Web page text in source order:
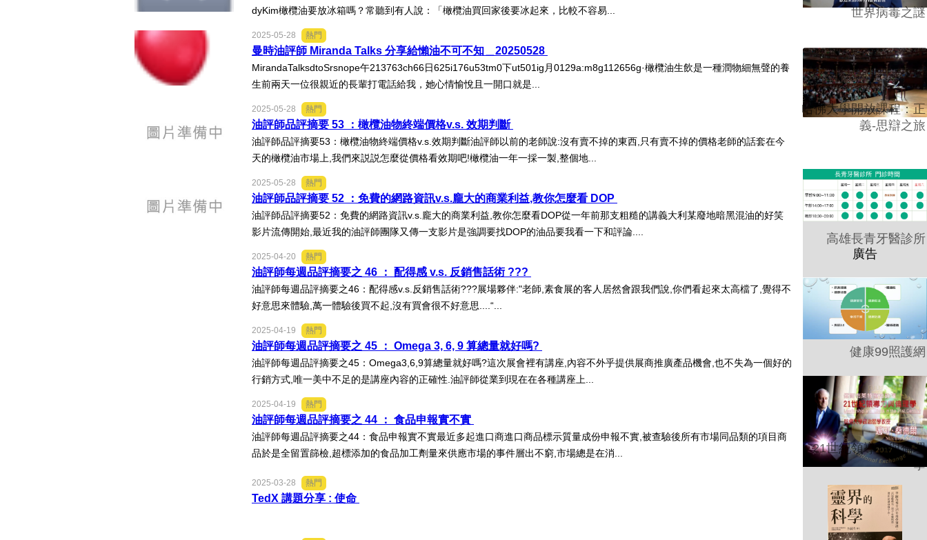
dyKim橄欖油要放冰箱嗎？常聽到有人說：「橄欖油買回家後要冰起來，比較不容易...
2025-05-28 熱門
曼時油評師 Miranda Talks 分享給懶油不可不知＿20250528
MirandaTalksdtoSrsnope午213763ch66日625i176u53tm0下ut501ig月0129a:m8g112656g·橄欖油生飲是一種潤物細無聲的養
生前兩天一位很親近的長輩打電話給我，她心情愉悅且一開口就是...
2025-05-28 熱門
油評師品評摘要 53 ：橄欖油物終端價格v.s. 效期判斷
油評師品評摘要53：橄欖油物終端價格v.s.效期判斷油評師以前的老師說:沒有賣不掉的東西,只有賣不掉的價格老師的話套在今
天的橄欖油市場上,我們來説説怎麼從價格看效期吧!橄欖油一年一採一製,整個地...
2025-05-28 熱門
油評師品評摘要 52 ：免費的網路資訊v.s.龐大的商業利益,教你怎麼看 DOP
油評師品評摘要52：免費的網路資訊v.s.龐大的商業利益,教你怎麼看DOP從一年前那支粗糙的講義大利某廢地暗黑混油的好笑
影片流傳開始,最近我的油評師團隊又傳一支影片是強調要找DOP的油品要我看一下和評論....
2025-04-20 熱門
油評師每週品評摘要之 46 ： 配得感 v.s. 反銷售話術 ???
油評師每週品評摘要之46：配得感v.s.反銷售話術???展場夥伴:"老師,素食展的客人居然會跟我們說,你們看起來太高檔了,覺得不
好意思來體驗,萬一體驗後買不起,沒有買會很不好意思....“...
2025-04-19 熱門
油評師每週品評摘要之 45 ： Omega 3, 6, 9 算總量就好嗎?
油評師每週品評摘要之45：Omega3,6,9算總量就好嗎?這次展會裡有講座,內容不外乎提供展商推廣產品機會,也不失為一個好的
行銷方式,唯一美中不足的是講座內容的正確性.油評師從業到現在在各種講座上...
2025-04-19 熱門
油評師每週品評摘要之 44 ： 食品申報實不實
油評師每週品評摘要之44：食品申報實不實最近多起進口商進口商品標示質量成份申報不實,被查驗後所有市場同品類的項目商
品於是全留置篩檢,超標添加的食品加工劑量來供應市場的事件層出不窮,市場總是在消...
2025-03-28 熱門
TedX 講題分享 : 使命
世界病毒之謎
哈佛大學開放課程：正
義-思辯之旅
高雄長青牙醫診所
健康99照護網
21世紀領導力與倫理
學